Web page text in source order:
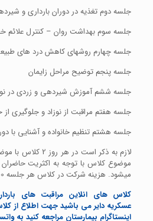
جلسه دوم تغذیه در دوران بارداری و
جلسه سوم بهداشت روان – کنترل علائم
جلسه چهارم روشهای کاهش درد های
جلسه پنجم توضیح مراحل زایمان
جلسه ششم آموزش شیردهی و زردی در
جلسه هفتم مراقبت از نوزاد و جلوگیری
جلسه هشتم تنظیم خانواده و آشنایی با
لازم به ذکر است در
موضوع کلاس با توجه به اکثریت حاضران
میشود. هزینه شرکت در کلاس هر جلسه 3000 تومان است.
کلاس های انلاین مراقبت های
عسکریه دایر می باشید جهت اطلاع از